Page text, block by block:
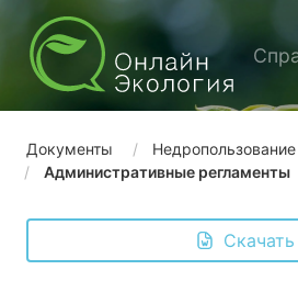
Документы
Недропользование
Административные регламенты
Скачать